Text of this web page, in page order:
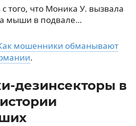
того, что Моника У. вызвала
мыши в подвале…
мошенники обманывают
.
дезинсекторы в